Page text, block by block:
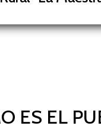
ES EL